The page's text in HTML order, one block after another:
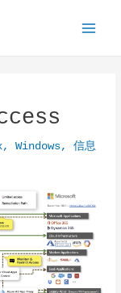
,Windows,信息